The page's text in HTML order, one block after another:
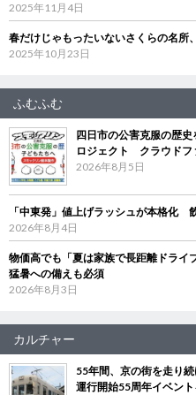
2025年11月4日
春だけじゃもったいないさくらの名所
2025年10月23日
ふむふむ
四日市の公害克服の歴
ロジェクト クラウドフ
2026年8月5日
「中東発」値上げラッシュが本格化
2026年8月4日
物価高でも「夏は家族で長距離ドラ
猛暑への備えも必須
2026年8月3日
カルチャー
55年間、京の街を走り
運行開始55周年イベン